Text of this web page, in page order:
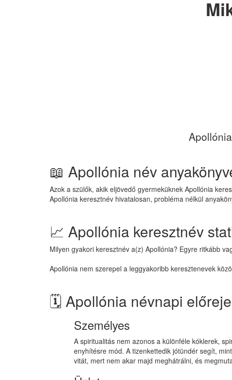
📖 Apollónia név
Azok a szülők, akik eljövedő gyermeküknek Apollónia
Apollónia keresztnév hivatalosan, probléma nélkül
📈 Apollónia keresztnév
Milyen gyakori keresztnév a(z) Apollónia? Egyre ritkább
Apollónia nem szerepel a leggyakoribb keresztenevek
🗓️ Apollónia névnapi
Személyes
A spiritualitás nem azonos a különféle kóklerek,
enyhítésre mód. A tizenkettedik jótündér segít,
vitát, mert nem akar majd meghátrálni, és